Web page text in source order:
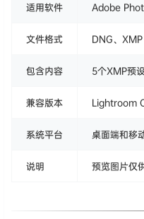
适用软件 Adobe
文件格式 DNG、XMP
包含内容 5个XMP预
兼容版本 Lightroom
系统平台 桌面端和移
说明 预览图片仅